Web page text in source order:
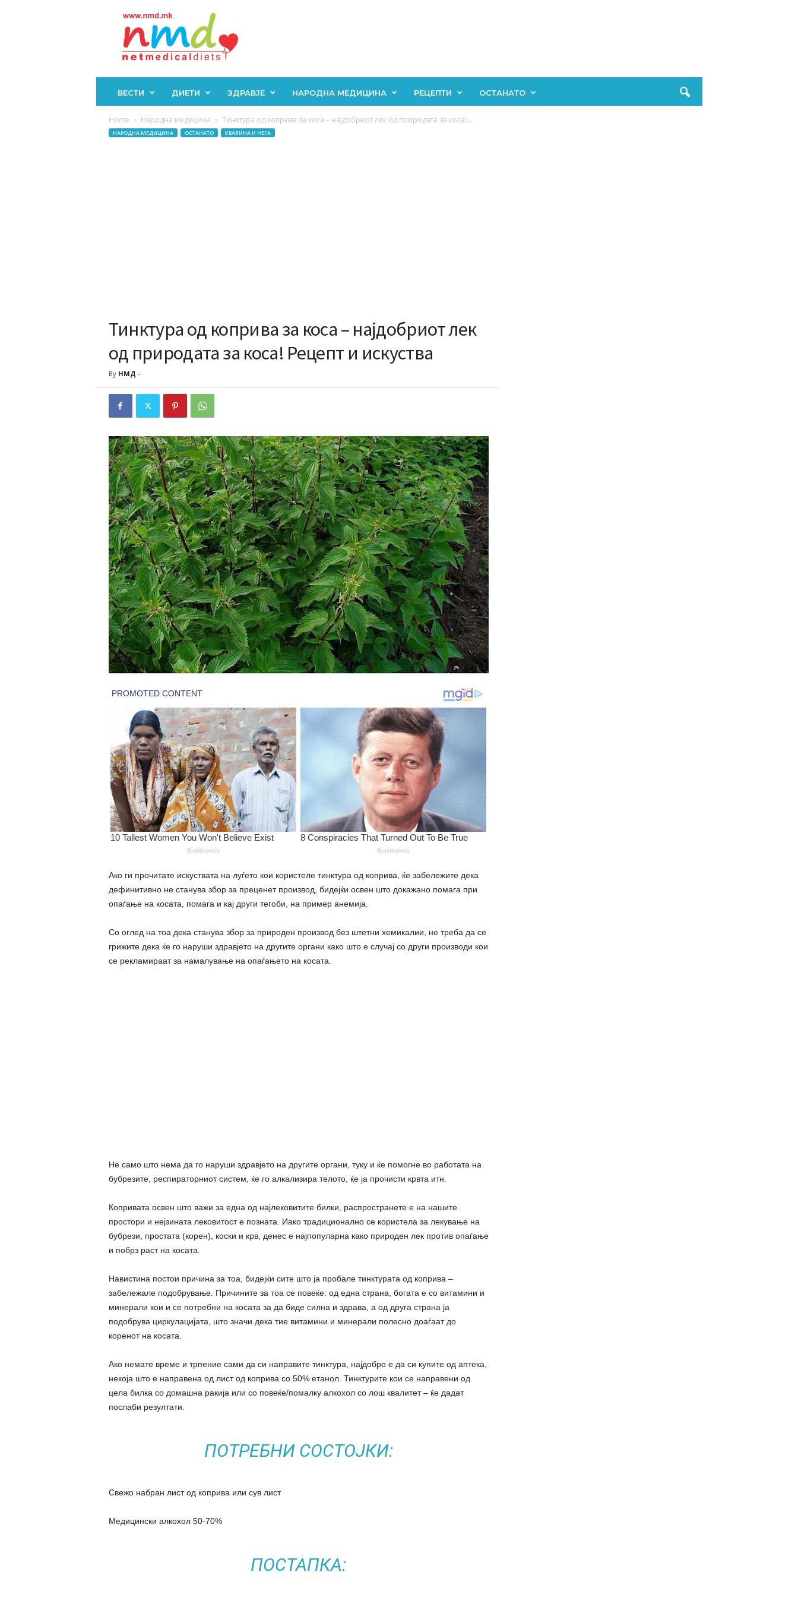
ВЕСТИ ДИЕТИ ЗДРАВЈЕ НАРОДНА МЕДИЦИНА РЕЦЕПТИ ОСТАНАТО
Home Народна медицина Тинктура од коприва за коса – најдобриот лек од природата за коса!...
НАРОДНА МЕДИЦИНА ОСТАНАТО УБАВИНА И НЕГА
Тинктура од коприва за коса – најдобриот лек
од природата за коса! Рецепт и искуства
By НМД -
Ако ги прочитате искуствата на луѓето кои користеле тинктура од коприва, ќе забележите дека
дефинитивно не станува збор за преценет производ, бидејќи освен што докажано помага при
опаѓање на косата, помага и кај други тегоби, на пример анемија.
Со оглед на тоа дека станува збор за природен производ без штетни хемикалии, не треба да се
грижите дека ќе го наруши здравјето на другите органи како што е случај со други производи кои
се рекламираат за намалување на опаѓањето на косата.
Не само што нема да го наруши здравјето на другите органи, туку и ќе помогне во работата на
бубрезите, респираторниот систем, ќе го алкализира телото, ќе ја прочисти крвта итн.
Копривата освен што важи за една од најлековитите билки, распространете е на нашите
простори и нејзината лековитост е позната. Иако традиционално се користела за лекување на
бубрези, простата (корен), коски и крв, денес е најпопуларна како природен лек против опаѓање
и побрз раст на косата.
Навистина постои причина за тоа, бидејќи сите што ја пробале тинктурата од коприва –
забележале подобрување. Причините за тоа се повеќе: од една страна, богата е со витамини и
минерали кои и се потребни на косата за да биде силна и здрава, а од друга страна ја
подобрува циркулацијата, што значи дека тие витамини и минерали полесно доаѓаат до
коренот на косата.
Ако немате време и трпение сами да си направите тинктура, најдобро е да си купите од аптека,
некоја што е направена од лист од коприва со 50% етанол. Тинктурите кои се направени од
цела билка со домашна ракија или со повеќе/помалку алкохол со лош квалитет – ќе дадат
послаби резултати.
ПОТРЕБНИ СОСТОЈКИ:
Свежо набран лист од коприва или сув лист
Медицински алкохол 50-70%
ПОСТАПКА: